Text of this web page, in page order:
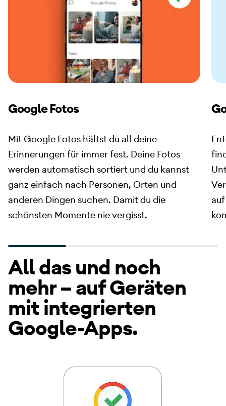
Google Fotos
Mit Google Fotos hältst du all deine
Erinnerungen für immer fest. Deine Fotos
werden automatisch sortiert und du kannst
ganz einfach nach Personen, Orten und
anderen Dingen suchen. Damit du die
schönsten Momente nie vergisst.
All das und noch
mehr – auf Geräten
mit integrierten
Google-Apps.